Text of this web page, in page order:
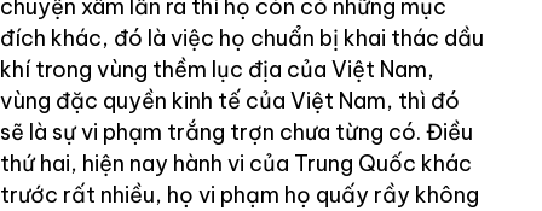
chuyện xâm lấn ra thì họ còn có những mục
đích khác, đó là việc họ chuẩn bị khai thác dầu
khí trong vùng thềm lục địa của Việt Nam,
vùng đặc quyền kinh tế của Việt Nam, thì đó
sẽ là sự vi phạm trắng trợn chưa từng có. Điều
thứ hai, hiện nay hành vi của Trung Quốc khác
trước rất nhiều, họ vi phạm họ quấy rầy không